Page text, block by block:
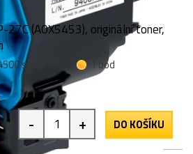
27C (A0X5453), originální toner,
stran
1 bod
- + DO KOŠÍKU